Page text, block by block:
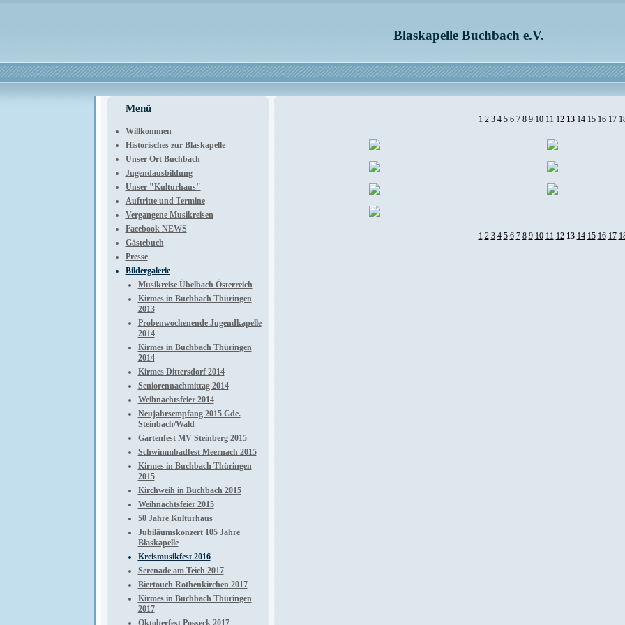
Blaskapelle Buchbach e.V.
Menü
Willkommen
Historisches zur Blaskapelle
Unser Ort Buchbach
Jugendausbildung
Unser "Kulturhaus"
Auftritte und Termine
Vergangene Musikreisen
Facebook NEWS
Gästebuch
Presse
Bildergalerie
Musikreise Übelbach Österreich
Kirmes in Buchbach Thüringen
2013
Probenwochenende Jugendkapelle
2014
Kirmes in Buchbach Thüringen
2014
Kirmes Dittersdorf 2014
Seniorennachmittag 2014
Weihnachtsfeier 2014
Neujahrsempfang 2015 Gde.
Steinbach/Wald
Gartenfest MV Steinberg 2015
Schwimmbadfest Meernach 2015
Kirmes in Buchbach Thüringen
2015
Kirchweih in Buchbach 2015
Weihnachtsfeier 2015
50 Jahre Kulturhaus
Jubiläumskonzert 105 Jahre
Blaskapelle
Kreismusikfest 2016
Serenade am Teich 2017
Biertouch Rothenkirchen 2017
Kirmes in Buchbach Thüringen
2017
Oktoberfest Posseck 2017
1 2 3 4 5 6 7 8 9 10 11 12 13 14 15 16 17
1 2 3 4 5 6 7 8 9 10 11 12 13 14 15 16 17